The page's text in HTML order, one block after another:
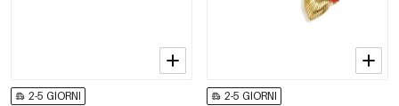
2-5 GIORNI 2-5 GIORNI